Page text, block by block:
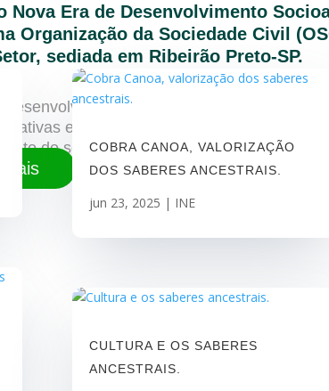
Nova Era de Desenvolvimento
Organização da Sociedade Civil
sediada em Ribeirão Preto-SP.
desenvolve e fomenta projetos que vão ao
e sintrópicas, para uma
do ser humano e seu envolvimento
mais
COBRA CANOA, VALORIZAÇÃO
DOS SABERES ANCESTRAIS.
jun 23, 2025 | INE
CULTURA E OS SABERES
ANCESTRAIS.